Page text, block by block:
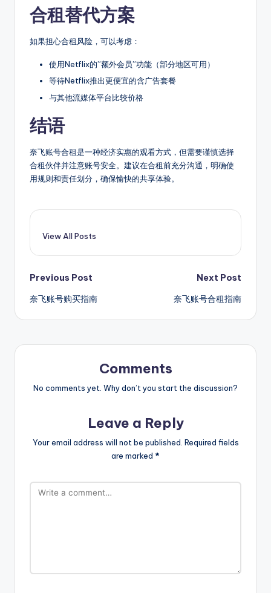
合租替代方案
如果担心合租风险，可以考虑：
使用Netflix的”额外会员”功能（部分地区可用）
等待Netflix推出更便宜的含广告套餐
与其他流媒体平台比较价格
结语
奈飞账号合租是一种经济实惠的观看方式，但需要谨慎选择
合租伙伴并注意账号安全。建议在合租前充分沟通，明确使
用规则和责任划分，确保愉快的共享体验。
View All Posts
Post
navigation
Previous Post
奈飞账号购买指南
Next Post
奈飞账号合租指南
Comments
No comments yet. Why don’t you start the discussion?
Leave a Reply
Your email address will not be published. Required fields
are marked *